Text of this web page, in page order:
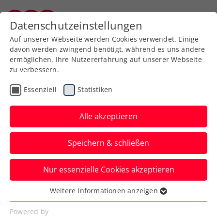
Aktuelle News
News filtern
Datenschutzeinstellungen
Auf unserer Webseite werden Cookies verwendet. Einige
davon werden zwingend benötigt, während es uns andere
ermöglichen, Ihre Nutzererfahrung auf unserer Webseite
zu verbessern.
Essenziell Statistiken
Alle akzeptieren
Speichern & schließen
Nur essenzielle Cookies akzeptieren
Essenziell
Essenzielle Cookies werden für grundlegende
Weitere Informationen anzeigen
Powered by